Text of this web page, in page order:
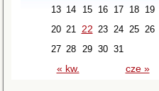
« kw. cze »
13 14 15 16 17 18
19
20 21 22 23 24 25 26
27 28 29 30 31